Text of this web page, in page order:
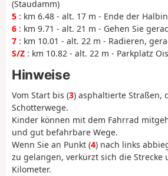
(Staudamm)
5 : km 6.48 - alt. 17 m - Ende der
6 : km 9.71 - alt. 21 m - Gehen Sie
7 : km 10.01 - alt. 22 m - Radieren,
S/Z : km 10.82 - alt. 22 m - Parkplatz
Hinweise
Vom Start bis (3) asphaltierte Straßen,
Schotterwege.
Kinder können mit dem Fahrrad
und gut befahrbare Wege.
Wenn Sie an Punkt (4) nach links
zu gelangen, verkürzt sich die Strecke
Kilometer.